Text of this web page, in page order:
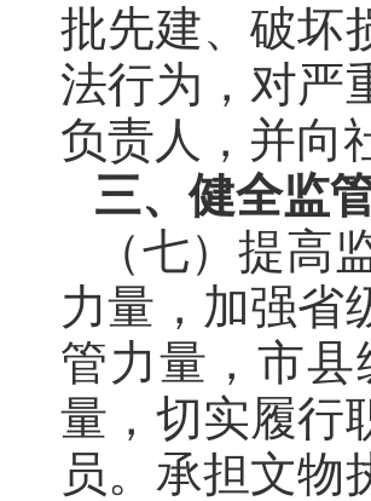
批先建、破坏
法行为，对严
负责人 ， 并向
三、健全监
（七）提高
力量 ， 加强省
管力量，市
量，切实履行
员。 承担文物